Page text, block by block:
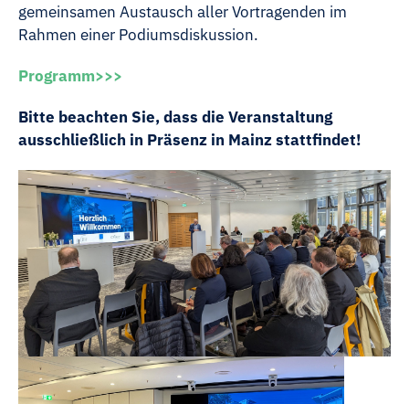
gemeinsamen Austausch aller Vortragenden im
Rahmen einer Podiumsdiskussion.
Programm>>>
Bitte beachten Sie, dass die Veranstaltung
ausschließlich in Präsenz in Mainz stattfindet!